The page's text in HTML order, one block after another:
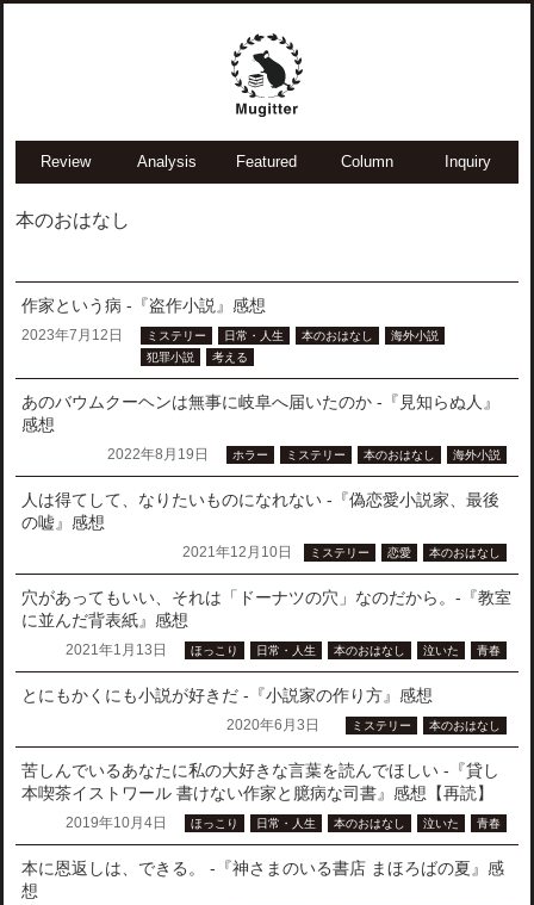
Review Analysis Featured Column Inquiry
本のおはなし
作家という病 -『盗作小説』感想
2023年7月12日 ミステリー 日常・人生 本のおはなし
海外小説
犯罪小説
考える
あのバウムクーヘンは無事に岐阜へ届いたのか -『見知らぬ人』
感想
2022年8月19日 ホラー ミステリー 本のおはなし 海外小説
人は得てして、なりたいものになれない -『偽恋愛小説家、最後
の嘘』感想
2021年12月10日 ミステリー 恋愛 本のおはなし
穴があってもいい、それは「ドーナツの穴」なのだから。-『教室
に並んだ背表紙』感想
2021年1月13日 ほっこり 日常・人生 本のおはなし 泣いた 青春
とにもかくにも小説が好きだ -『小説家の作り方』感想
2020年6月3日 ミステリー 本のおはなし
苦しんでいるあなたに私の大好きな言葉を読んでほしい -『貸し
本喫茶イストワール 書けない作家と臆病な司書』感想【再読】
2019年10月4日 ほっこり 日常・人生 本のおはなし 泣いた 青春
本に恩返しは、できる。 -『神さまのいる書店 まほろばの夏』感
想